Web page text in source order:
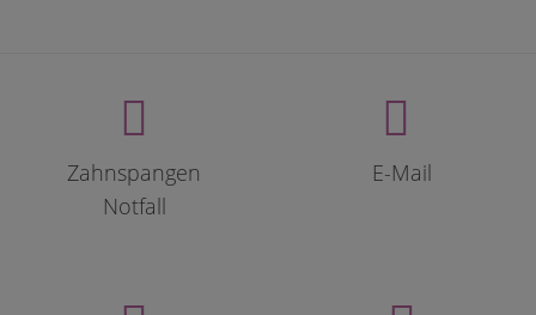
Zahnspangen
Notfall
E-Mail